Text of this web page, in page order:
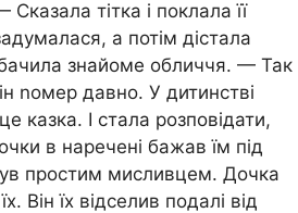
тітка і поклала її
а потім дістала
знайоме обличчя. — Так
nомер давно. У дитинстві
казка. І стала розповідати,
в наречені бажав їм під
простим мисливцем. Дочка
Він їх відселив подалі від